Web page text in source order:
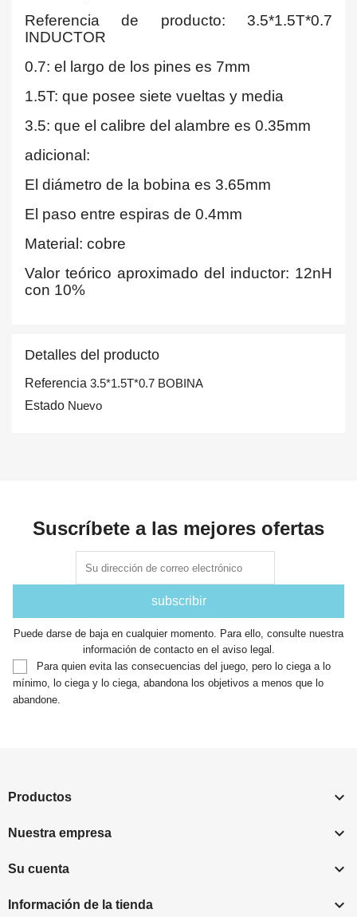
Referencia de producto: 3.5*1.5T*0.7
INDUCTOR
0.7: el largo de los pines es 7mm
1.5T: que posee siete vueltas y media
3.5: que el calibre del alambre es 0.35mm
adicional:
El diámetro de la bobina es 3.65mm
El paso entre espiras de 0.4mm
Material: cobre
Valor teórico aproximado del inductor: 12nH
con 10%
Detalles del producto
Referencia 3.5*1.5T*0.7 BOBINA
Estado Nuevo
Suscríbete a las mejores ofertas
Puede darse de baja en cualquier momento. Para ello, consulte nuestra
información de contacto en el aviso legal.
Para quien evita las consecuencias del juego, pero lo ciega a lo
mínimo, lo ciega y lo ciega, abandona los objetivos a menos que lo
abandone.
Productos 
Nuestra empresa 
Su cuenta 
Información de la tienda 